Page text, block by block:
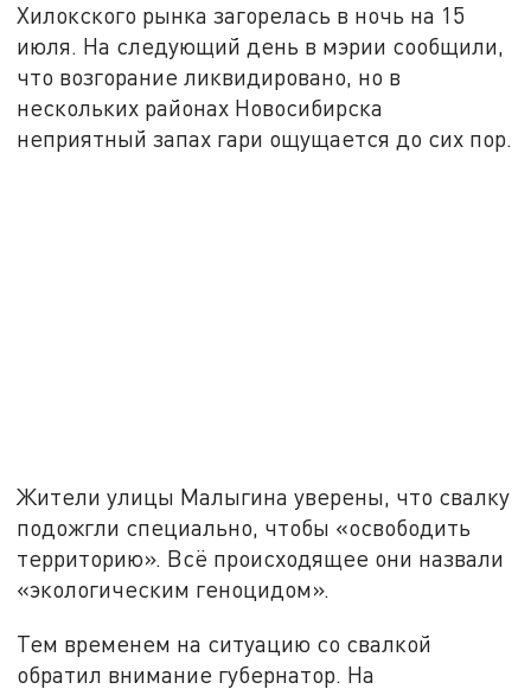
Хилокского рынка загорелась в ночь на 15
июля. На следующий день в мэрии сообщили,
что возгорание ликвидировано, но в
нескольких районах Новосибирска
неприятный запах гари ощущается до сих пор.
Жители улицы Малыгина уверены, что свалку
подожгли специально, чтобы «освободить
территорию». Всё происходящее они назвали
«экологическим геноцидом».
Тем временем на ситуацию со свалкой
обратил внимание губернатор. На